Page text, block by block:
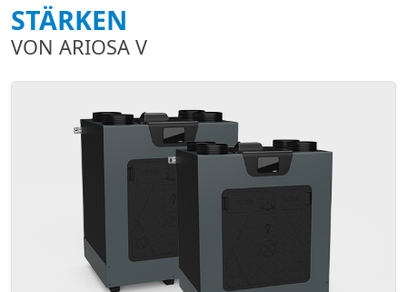
STÄRKEN
VON ARIOSA V